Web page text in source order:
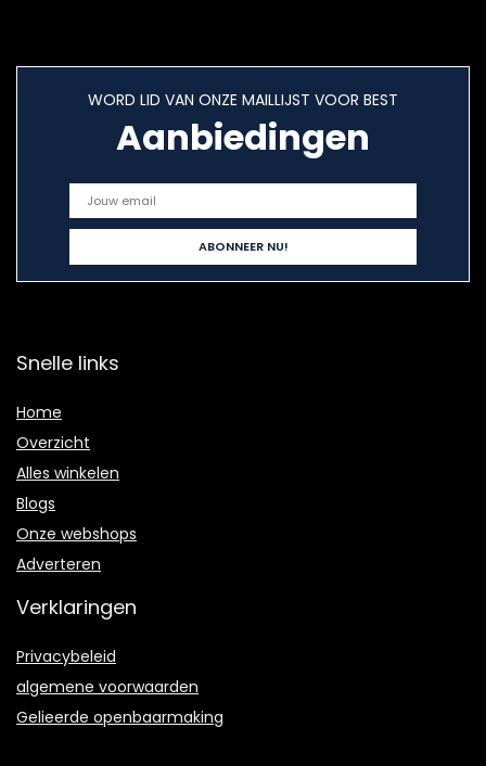
WORD LID VAN ONZE MAILLIJST VOOR BEST
Aanbiedingen
Snelle links
Home
Overzicht
Alles winkelen
Blogs
Onze webshops
Adverteren
Verklaringen
Privacybeleid
algemene voorwaarden
Gelieerde openbaarmaking